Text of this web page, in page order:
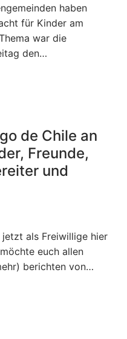
haben
für Kinder am
war die
den…
de Chile an
Freunde,
und
als Freiwillige hier
euch allen
berichten von…